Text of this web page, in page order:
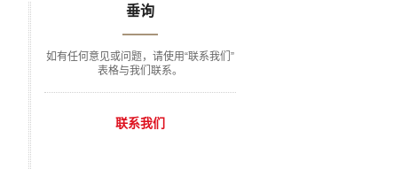
垂询
如有任何意见或问题，请使用“联系我们”
表格与我们联系。
联系我们